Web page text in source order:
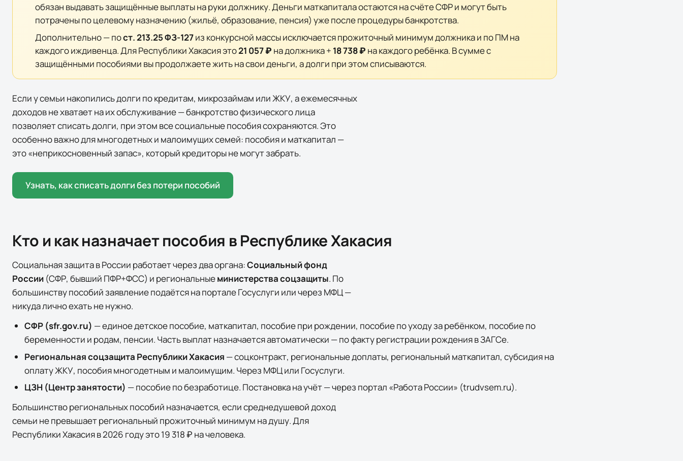
обязан выдавать защищённые выплаты на руки должнику. Деньги маткапитала остаются на счёте СФР и могут быть
потрачены по целевому назначению (жильё, образование, пенсия) уже после процедуры банкротства.
Дополнительно — пост. 213.25 ФЗ-127из конкурсной массы исключается прожиточный минимум должника и по ПМ на
каждого иждивенца. ДляРеспублики Хакасияэто21 057 ₽ на должника + 18 738 ₽ на каждого ребёнка. В сумме с
защищёнными пособиями вы продолжаете жить на свои деньги, а долги при этом списываются.
Если у семьи накопились долги по кредитам, микрозаймам или ЖКУ, а ежемесячных
доходов не хватает на их обслуживание — банкротство физического лица
позволяет списать долги, при этом все социальные пособия сохраняются. Это
особенно важно для многодетных и малоимущих семей: пособия и маткапитал —
это «неприкосновенный запас», который кредиторы не могут забрать.
Узнать, как списать долги без потери пособий
Кто и как назначает пособия вРеспублике Хакасия
Социальная защита в России работает через два органа:Социальный фонд
России (СФР, бывший ПФР+ФСС) и региональныеминистерства соцзащиты. По
большинству пособий заявление подаётся на порталеГосуслуги или через МФЦ —
никуда лично ехать не нужно.
СФР (sfr.gov.ru) — единое детское пособие, маткапитал, пособие при рождении, пособие по уходу за ребёнком, пособие по
беременности и родам, пенсии. Часть выплат назначается автоматически — по факту регистрации рождения в ЗАГСе.
Региональная соцзащита Республики Хакасия — соцконтракт, региональные доплаты, региональный маткапитал, субсидия на
оплату ЖКУ, пособия многодетным и малоимущим. Через МФЦ или Госуслуги.
ЦЗН (Центр занятости) — пособие по безработице. Постановка на учёт — через портал «Работа России» (trudvsem.ru).
Большинство региональных пособий назначается, если среднедушевой доход
семьи не превышает региональный прожиточный минимум на душу. Для
Республики Хакасияв 2026 году это19 318 ₽ на человека.